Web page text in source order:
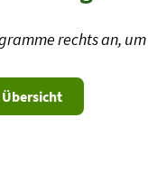
rechts an,